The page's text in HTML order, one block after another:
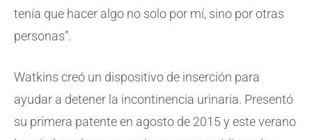
tenía que hacer algo no solo por mí, sino por otras
personas”.
Watkins creó un dispositivo de inserción para
ayudar a detener la incontinencia urinaria. Presentó
su primera patente en agosto de 2015 y este verano